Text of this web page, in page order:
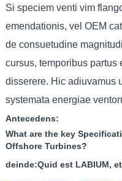
Si speciem venti vim
emendationis, vel OEM
de consuetudine
cursus, temporibus partus
disserere. Hic adiuvamus
systemata energiae
Antecedens:
What are the key
Offshore Turbines?
deinde:Quid est LABIUM,